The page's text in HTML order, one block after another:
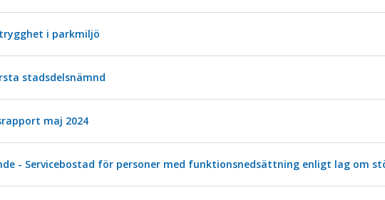
i parkmiljö
stadsdelsnämnd
maj 2024
- Servicebostad för personer med funktionsnedsättning enligt lag om